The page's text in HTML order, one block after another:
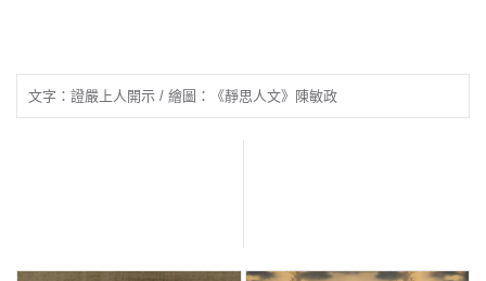
文字：證嚴上人開示 / 繪圖：《靜思人文》陳敏政